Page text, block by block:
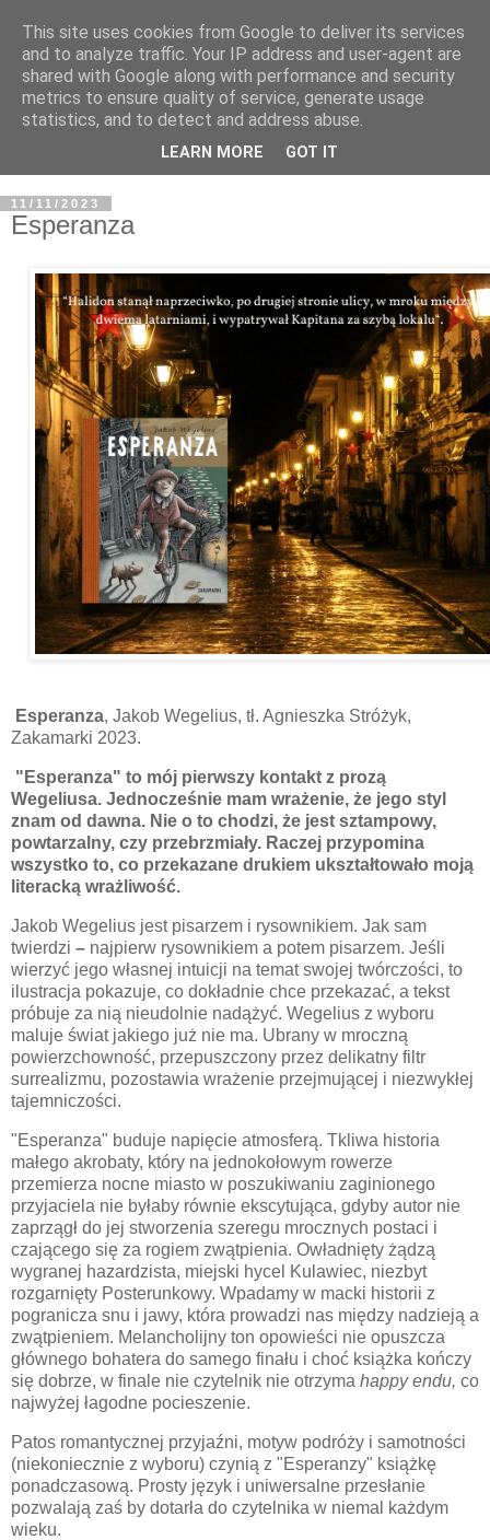
11/11/2023
Esperanza
Esperanza, Jakob Wegelius, tł. Agnieszka Stróżyk,
Zakamarki 2023.
"Esperanza" to mój pierwszy kontakt z prozą
Wegeliusa. Jednocześnie mam wrażenie, że jego styl
znam od dawna. Nie o to chodzi, że jest sztampowy,
powtarzalny, czy przebrzmiały. Raczej przypomina
wszystko to, co przekazane drukiem ukształtowało moją
literacką wrażliwość.
Jakob Wegelius jest pisarzem i rysownikiem. Jak sam
twierdzi – najpierw rysownikiem a potem pisarzem. Jeśli
wierzyć jego własnej intuicji na temat swojej twórczości, to
ilustracja pokazuje, co dokładnie chce przekazać, a tekst
próbuje za nią nieudolnie nadążyć. Wegelius z wyboru
maluje świat jakiego już nie ma. Ubrany w mroczną
powierzchowność, przepuszczony przez delikatny filtr
surrealizmu, pozostawia wrażenie przejmującej i niezwykłej
tajemniczości.
"Esperanza" buduje napięcie atmosferą. Tkliwa historia
małego akrobaty, który na jednokołowym rowerze
przemierza nocne miasto w poszukiwaniu zaginionego
przyjaciela nie byłaby równie ekscytująca, gdyby autor nie
zaprzągł do jej stworzenia szeregu mrocznych postaci i
czającego się za rogiem zwątpienia. Owładnięty żądzą
wygranej hazardzista, miejski hycel Kulawiec, niezbyt
rozgarnięty Posterunkowy. Wpadamy w macki historii z
pogranicza snu i jawy, która prowadzi nas między nadzieją a
zwątpieniem. Melancholijny ton opowieści nie opuszcza
głównego bohatera do samego finału i choć książka kończy
się dobrze, w finale nie czytelnik nie otrzyma happy endu, co
najwyżej łagodne pocieszenie.
Patos romantycznej przyjaźni, motyw podróży i samotności
(niekoniecznie z wyboru) czynią z "Esperanzy" książkę
ponadczasową. Prosty język i uniwersalne przesłanie
pozwalają zaś by dotarła do czytelnika w niemal każdym
wieku.
This site uses cookies from Google to deliver its services
and to analyze traffic. Your IP address and user-agent are
shared with Google along with performance and security
metrics to ensure quality of service, generate usage
statistics, and to detect and address abuse.
LEARN MORE GOT IT